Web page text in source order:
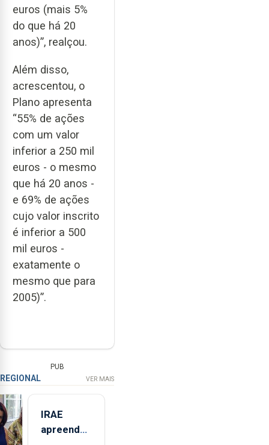
euros (mais 5%
do que há 20
anos)”, realçou.
Além disso,
acrescentou, o
Plano apresenta
“55% de ações
com um valor
inferior a 250 mil
euros - o mesmo
que há 20 anos -
e 69% de ações
cujo valor inscrito
é inferior a 500
mil euros -
exatamente o
mesmo que para
2005)”.
PUB
REGIONAL VER MAIS
IRAE
apreendeu